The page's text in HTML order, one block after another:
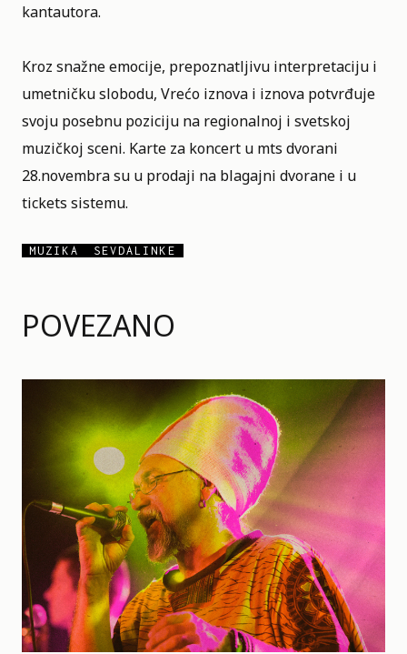
POVEZANO
kantautora.
Kroz snažne emocije, prepoznatljivu interpretaciju i
umetničku slobodu, Vrećo iznova i iznova potvrđuje
svoju posebnu poziciju na regionalnoj i svetskoj
muzičkoj sceni. Karte za koncert u mts dvorani
28.novembra su u prodaji na blagajni dvorane i u
tickets sistemu.
MUZIKA SEVDALINKE